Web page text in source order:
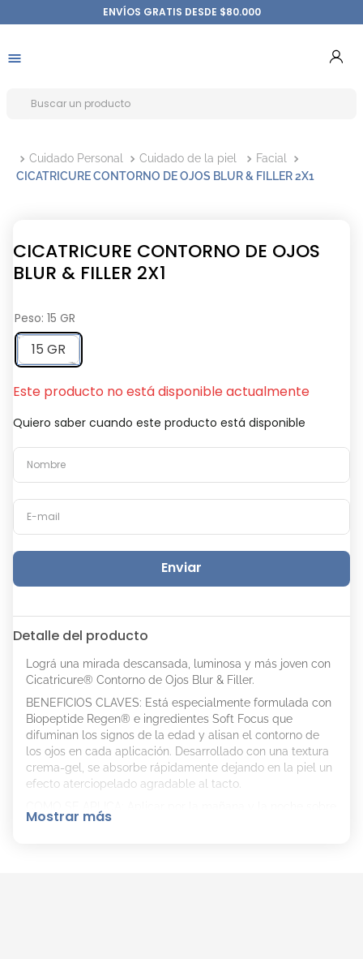
ENVÍOS GRATIS DESDE $80.000
Cuidado Personal Cuidado de la piel
Facial
CICATRICURE CONTORNO DE OJOS BLUR & FILLER 2X1
CICATRICURE CONTORNO DE OJOS
BLUR & FILLER 2X1
Peso: 15 GR
15 GR
Este producto no está disponible actualmente
Quiero saber cuando este producto está disponible
Enviar
Detalle del producto
Lográ una mirada descansada, luminosa y más joven con
Cicatricure® Contorno de Ojos Blur & Filler.
BENEFICIOS CLAVES: Está especialmente formulada con
Biopeptide Regen® e ingredientes Soft Focus que
difuminan los signos de la edad y alisan el contorno de
los ojos en cada aplicación. Desarrollado con una textura
crema-gel, se absorbe rápidamente dejando en la piel un
efecto aterciopelado agradable al tacto.
la Piel Seca y limpia.
Mostrar más